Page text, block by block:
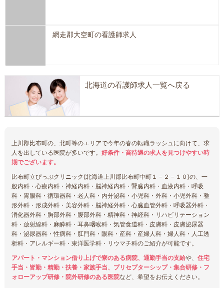
網走郡大空町の看護師求人
北海道の看護師求人一覧へ戻る
上川郡比布町の、北町等のエリアで今年の春の転職ラッシュに向けて、求
人を出している医院が多いです。 好条件・高待遇の求人を見つけやすい時
期でございます。
比布町立ぴっぷクリニック(北海道上川郡比布町中町１－２－１０)の、一
般内科・心療内科・神経内科・脳神経内科・腎臓内科・血液内科・呼吸
科・胃腸科・循環器科・老人科・内分泌科・小児科・外科・小児外科・整
形外科・形成外科・美容外科・脳神経外科・心臓血管外科・呼吸器外科・
消化器外科・胸部外科・腹部外科・精神科・神経科・リハビリテーション
科・放射線科・麻酔科・耳鼻咽喉科・気管食道科・皮膚科・皮膚泌尿器
科・泌尿器科・性病科・肛門科・眼科・産科・産婦人科・婦人科・人工透
析科・アレルギー科・東洋医学科・リウマチ科のご紹介が可能です。
アパート・マンション借り上げで寮のある病院、通勤手当の支給や、 住宅
手当・皆勤・精勤・扶養・家族手当、プリセプターシップ・集合研修・フ
ォローアップ研修・院外研修のある医院など、希望をお伝えください。